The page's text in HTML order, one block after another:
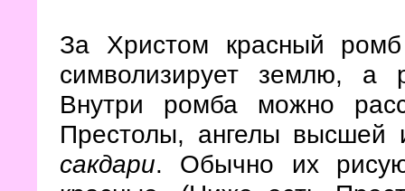
За Христом красный
символизирует землю, а
Внутри ромба можно
Престолы, ангелы высшей
сакдари. Обычно их